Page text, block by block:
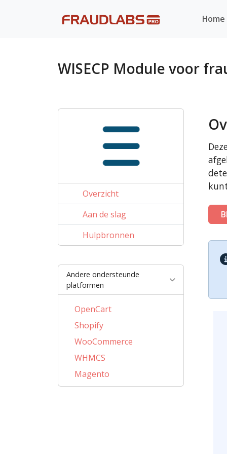
Home
WISECP Module voor
Overzicht
Aan de slag
Hulpbronnen
Andere ondersteunde
platformen
OpenCart
Shopify
WooCommerce
WHMCS
Magento
PrestaShop